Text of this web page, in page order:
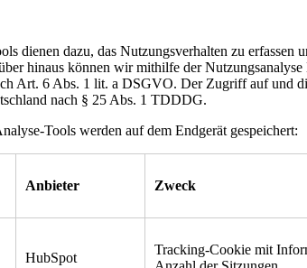
dienen dazu, das Nutzungsverhalten zu
hinaus können wir mithilfe der
Art. 6 Abs. 1 lit. a DSGVO. Der Zugriff auf und
nach § 25 Abs. 1 TDDDG.
Tools werden auf dem Endgerät gespeichert:
Anbieter Zweck
HubSpot
Tracking-Cookie mit